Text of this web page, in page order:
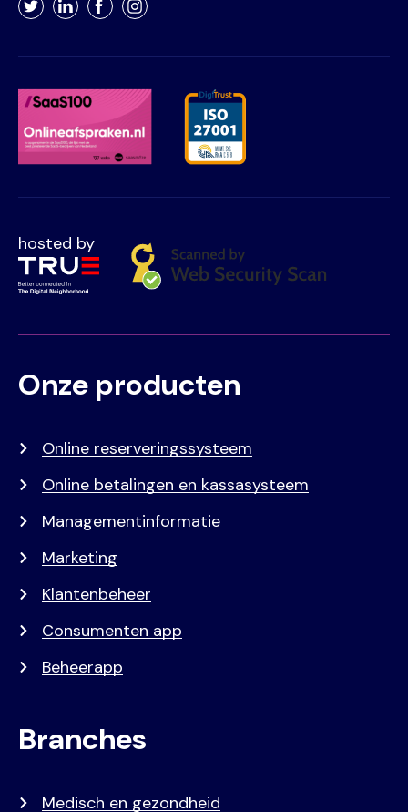
TwitterLinkedInFacebookInstagram
hosted by
Voet
Primair
Onze producten
Online reserveringssysteem
Online betalingen en kassasysteem
Managementinformatie
Marketing
Klantenbeheer
Consumenten app
Beheerapp
Branches
Medisch en gezondheid